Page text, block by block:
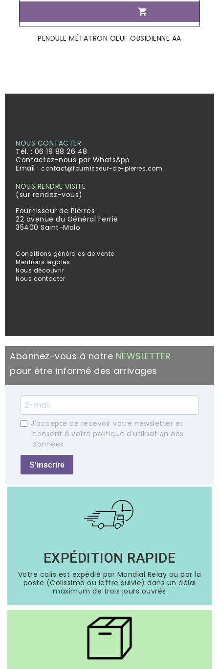

PENDULE MÉTATRON OEUF OBSIDIENNE AA
NOUS CONTACTER
Tél. : 06 19 88 26 48
Contactez-nous par WhatsApp
Email : contact@fournisseur-de-pierres.com
NOUS RENDRE VISITE
(sur rendez-vous)
Fournisseur de Pierres
22 avenue du Général Ferrié
35400 Saint-Malo
Conditions générales de vente
Mentions légales
Nous découvrir
Nous contacter
Abonnez-vous à notre NEWSLETTER
pour être informé des arrivages
J'accepte de recevoir votre newsletter et
consent à votre politique d'utilisation des
données
S'inscrire
EXPÉDITION RAPIDE
Votre colis est expédié par Mondial Relay ou par la
poste (Colissimo ou lettre suivie) dans un délai
maximum de trois jours ouvrés